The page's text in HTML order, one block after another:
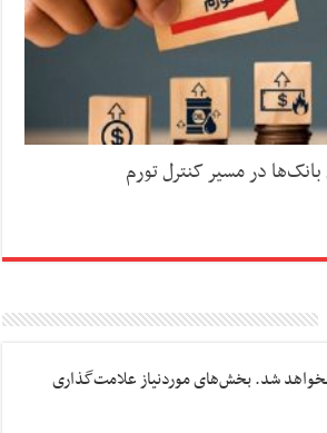
در مسیر کنترل تورم
شد.بخش‌های موردنیاز علامت‌گذاری